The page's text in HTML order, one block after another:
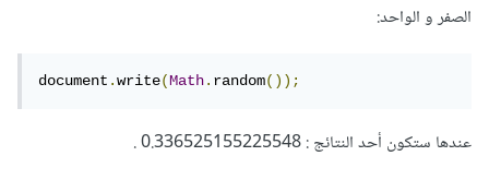
الصفر و الواحد:
document.write(Math.random());
عندها ستكون أحد النتائج : 0.336525155225548 .